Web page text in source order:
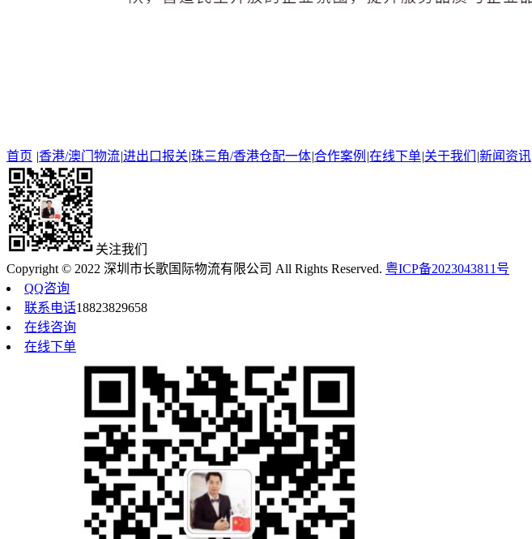
首页 |香港/澳门物流|进出口报关|珠三角/香港仓配一体|合作案例 |在线下单|关于我们 |新闻资讯
关注我们
Copyright © 2022 深圳市长歌国际物流有限公司 All Rights Reserved. 粤ICP备2023043811号
QQ咨询
联系电话18823829658
在线咨询
在线下单